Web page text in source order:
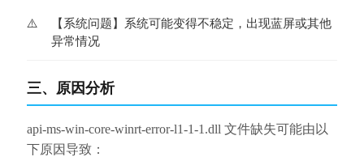
【系统问题】系统可能变得不稳定，出现蓝屏或其他
异常情况
三、原因分析
api-ms-win-core-winrt-error-l1-1-1.dll 文件缺失可能由以
下原因导致：